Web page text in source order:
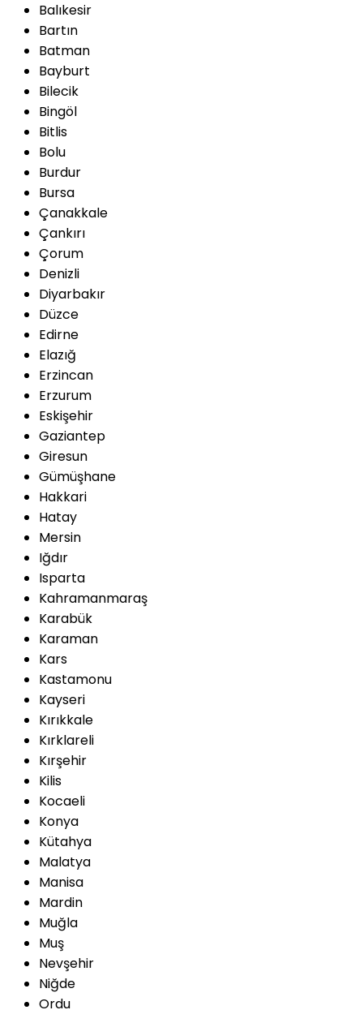
Balıkesir
Bartın
Batman
Bayburt
Bilecik
Bingöl
Bitlis
Bolu
Burdur
Bursa
Çanakkale
Çankırı
Çorum
Denizli
Diyarbakır
Düzce
Edirne
Elazığ
Erzincan
Erzurum
Eskişehir
Gaziantep
Giresun
Gümüşhane
Hakkari
Hatay
Mersin
Iğdır
Isparta
Kahramanmaraş
Karabük
Karaman
Kars
Kastamonu
Kayseri
Kırıkkale
Kırklareli
Kırşehir
Kilis
Kocaeli
Konya
Kütahya
Malatya
Manisa
Mardin
Muğla
Muş
Nevşehir
Niğde
Ordu